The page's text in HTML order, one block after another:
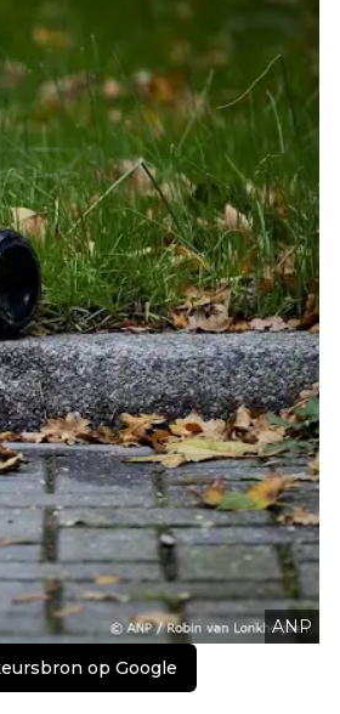
ANP
op Google